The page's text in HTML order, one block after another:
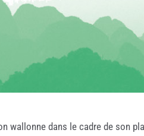
wallonne dans le cadre de son